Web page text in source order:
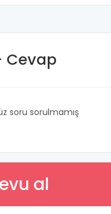
Cevap
soru sorulmamış
al